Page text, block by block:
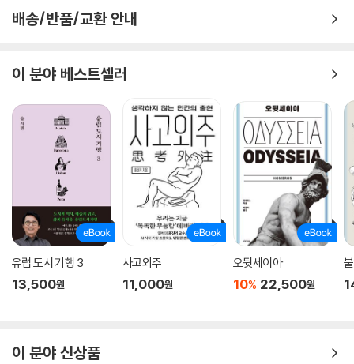
자연선택이 대체로 이기적인 행동을 선호함에도 동물들은, 나아가 인간은
왜 이런 이타적인 행동을 하는 걸까?
“집단으로 생활할 때는 홀로 지내거나 짝하고만 지낼 때와는 다른 도전 과
회) 환경에서 최대한 성공하기 위해 많은 적응 형질(신체 형질과 본능 행
동을 포함해)을 취했으며, 단독생활에 적합한 적응 형질은 버렸다. 이 트레
이드오프 결정 덕분에 우리 종은 지리적으로 대단히 넓은 영역으로 진출하
고 지구를 지배하는 자리에까지 오를 수 있었다. 등에 물리 환경을 짊어지
고 다니는 달팽이처럼, 우리는 어디로 가든 간에 친구와 집단이라는 사회
환경을 짊어지고 간다. 그리고 이 사회적 보호 껍데기로 감쌈으로써 우리
는 놀라울 만치 다양한 상황에서 생존할 수 있다. 종으로서 우리는 우정, 협
력, 사회 학습에 의지하는 방향으로 진화해왔다. 설령 이 매혹적인 특징들
이 경쟁과 폭력의 불길 속에서 태어났다고 해도 그렇다.”
그렇다면 인간은 어떻게 집단생활의 길로 접어들게 되었을까? 저자는 이
이 되었다. 우리의 남성 조상들은 식량을 공급해 짝을 확보하게 되었고, 여
배송/반품/교환 안내
이 분야 베스트셀러
유럽 도시 기행 3
13,500원
사고외주
11,000원
오뒷세이아
10% 22,500원
이 분야 신상품